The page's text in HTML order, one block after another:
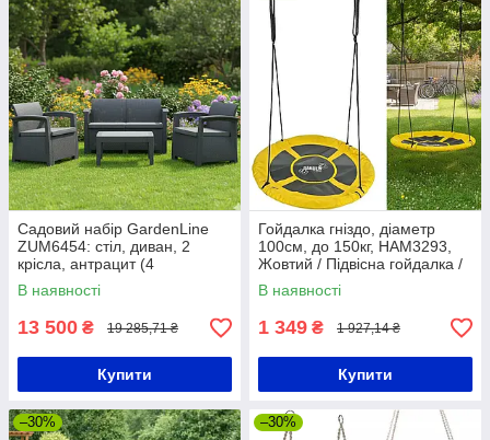
Садовий набір GardenLine
ZUM6454: стіл, диван, 2
крісла, антрацит (4
предмети) / Набір садові
меблі з ротанга
В наявності
13 500 ₴ 19 285,71 ₴
Купити
Гойдалка гніздо, діаметр
100см, до 150кг, HAM3293,
Жовтий / Підвісна гойдалка /
Гойдалка дитяча садова
В наявності
1 349 ₴ 1 927,14 ₴
Купити
–30% –30%